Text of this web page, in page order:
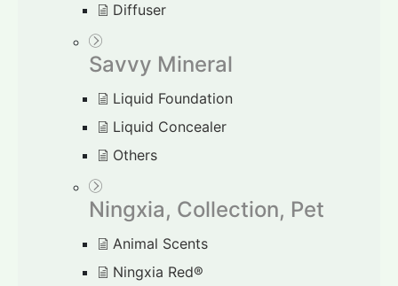
Diffuser
Savvy Mineral
Liquid Foundation
Liquid Concealer
Others
Ningxia, Collection, Pet
Animal Scents
Ningxia Red®